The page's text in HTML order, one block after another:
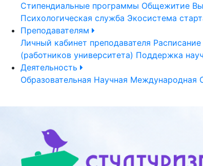
Стипендиальные программы Общежитие
Психологическая служба Экосистема
Преподавателям
Личный кабинет преподавателя Расписание
(работников университета) Поддержка
Деятельность
Образовательная Научная Международная